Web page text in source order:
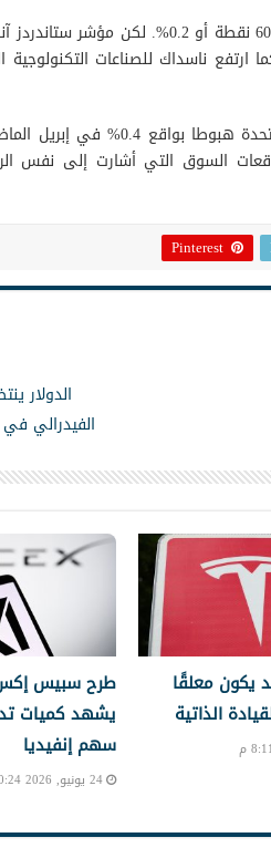
وسجل مؤشر طلبات السلع المعمرة في الولايات
أدنى من توقعات السوق التي أشارت إلى
Pinterest
الدولار
الفيدرالي في
يكون معلقًا
الذاتية
طرح سبيس
يشهد كميات
سهم إنفيديا
24 يونيو, 2026 10:24 م